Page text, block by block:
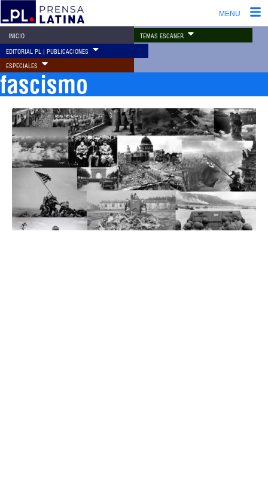
MENU
INICIO TEMAS ESCÁNER
EDITORIAL PL | PUBLICACIONES
ESPECIALES
fascismo